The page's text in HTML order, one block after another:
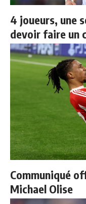
4 joueurs, une
devoir faire un
Communiqué
Michael Olise